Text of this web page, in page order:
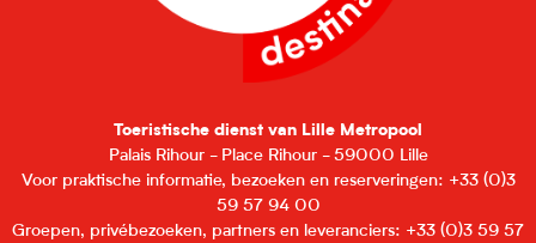
Toeristische dienst van Lille Metropool
Palais Rihour - Place Rihour - 59000 Lille
Voor praktische informatie, bezoeken en reserveringen: +33 (0)3
59 57 94 00
Groepen, privébezoeken, partners en leveranciers: +33 (0)3 59 57